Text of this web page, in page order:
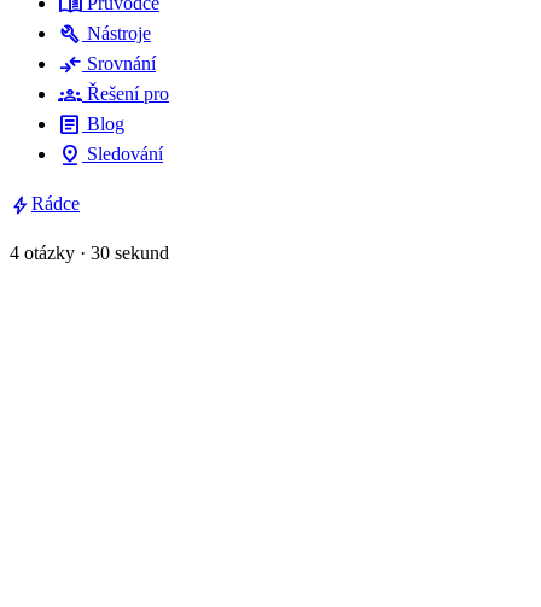
build Nástroje
compare_arrows Srovnání
groups Řešení pro
article Blog
pin_drop Sledování
boltRádce
4 otázky · 30 sekund